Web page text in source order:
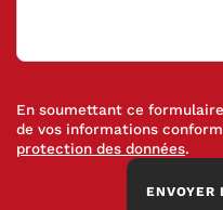
En soumettant ce
de vos informations
protection des données.